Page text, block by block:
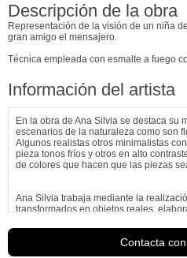
Descripción de la obra
Representación de la visión de un niña
gran amigo el mensajero.
Técnica empleada con esmalte a fuego
Información del artista
En la obra de Ana Silvia se destaca su
escenarios de la naturaleza como son
Algunos realistas otros minimalistas
pieza tonos fríos y otros en alto
de colores que hacen que las piezas
Ana Silvia trabaja mediante la
transformados en objetos reales,
Contacta